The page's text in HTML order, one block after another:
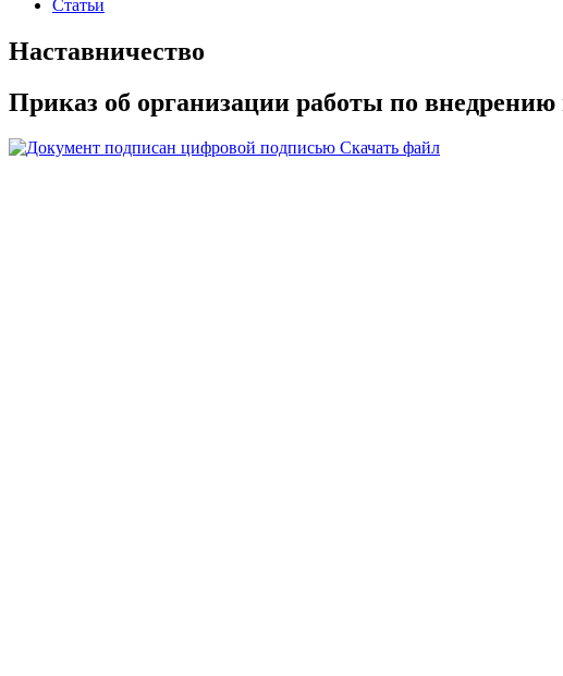
Статьи
Наставничество
Приказ об организации работы по внедрению
Скачать файл